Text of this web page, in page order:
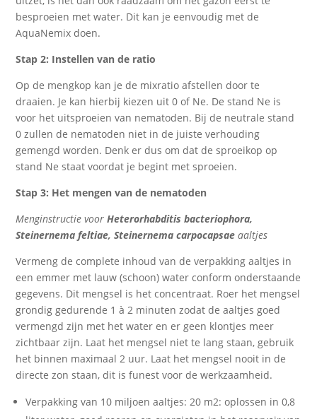
besproeien met water. Dit kan je eenvoudig met de
AquaNemix doen.
Stap 2: Instellen van de ratio
Op de mengkop kan je de mixratio afstellen door te
draaien. Je kan hierbij kiezen uit 0 of Ne. De stand Ne is
voor het uitsproeien van nematoden. Bij de neutrale stand
0 zullen de nematoden niet in de juiste verhouding
gemengd worden. Denk er dus om dat de sproeikop op
stand Ne staat voordat je begint met sproeien.
Stap 3: Het mengen van de nematoden
Menginstructie voorHeterorhabditis bacteriophora,
Steinernema feltiae, Steinernema carpocapsae aaltjes
Vermeng de complete inhoud van de verpakking aaltjes in
een emmer met lauw (schoon) water conform onderstaande
gegevens. Dit mengsel is het concentraat. Roer het mengsel
grondig gedurende 1 à 2 minuten zodat de aaltjes goed
vermengd zijn met het water en er geen klontjes meer
zichtbaar zijn. Laat het mengsel niet te lang staan, gebruik
het binnen maximaal 2 uur. Laat het mengsel nooit in de
directe zon staan, dit is funest voor de werkzaamheid.
Verpakking van 10 miljoen aaltjes: 20 m2: oplossen in 0,8